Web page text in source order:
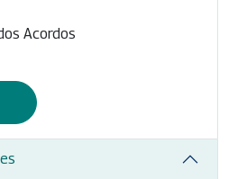
Acordos